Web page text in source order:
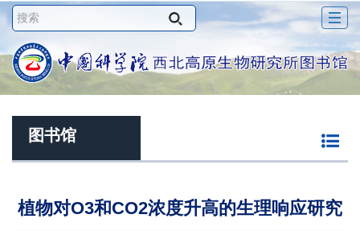
图书馆
植物对O3和CO2浓度升高的生理响应研究